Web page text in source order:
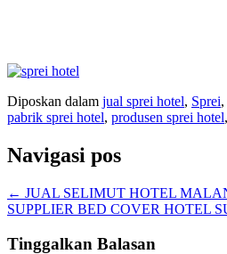
Diposkan dalam jual sprei hotel, Sprei,
pabrik sprei hotel, produsen sprei hotel,
Navigasi pos
← JUAL SELIMUT HOTEL
SUPPLIER BED COVER HOTEL
Tinggalkan Balasan